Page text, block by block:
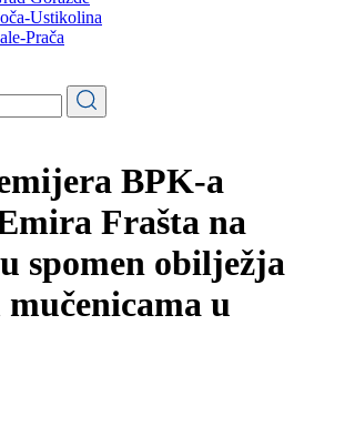
Prača
BPK-a
Frašta na
spomen obilježja
u